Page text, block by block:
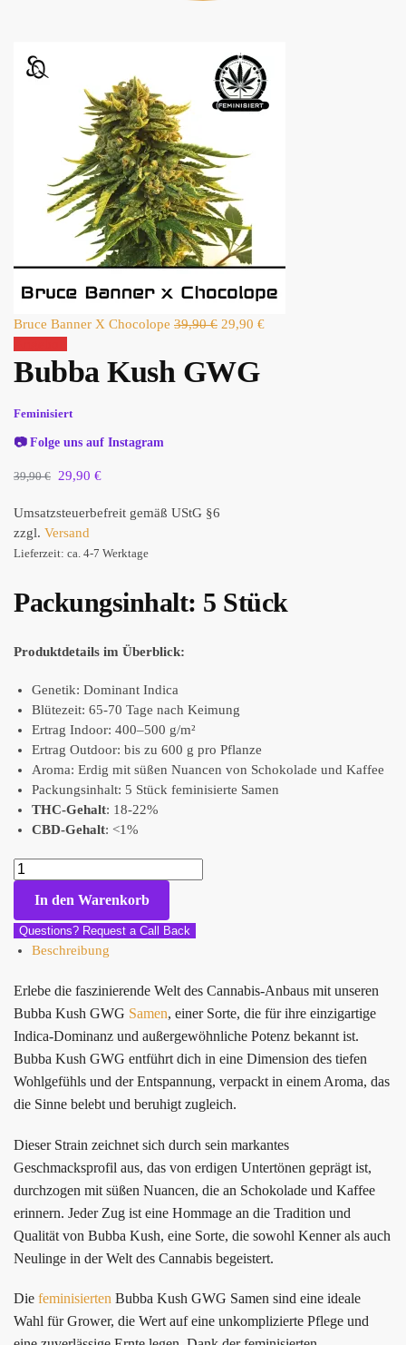
Bruce Banner X Chocolope 39,90€ 29,90 €
Bubba Kush GWG
Feminisiert
📷Folge uns auf Instagram
39,90€ 29,90 €
Umsatzsteuerbefreit gemäß UStG §6
zzgl. Versand
Lieferzeit: ca. 4-7 Werktage
Packungsinhalt: 5 Stück
Produktdetails im Überblick:
Genetik: Dominant Indica
Blütezeit: 65-70 Tage nach Keimung
Ertrag Indoor: 400–500 g/m²
Ertrag Outdoor: bis zu 600 g pro Pflanze
Aroma: Erdig mit süßen Nuancen von Schokolade und Kaffee
Packungsinhalt: 5 Stück feminisierte Samen
THC-Gehalt: 18-22%
CBD-Gehalt: <1%
In den Warenkorb
Questions? Request a Call Back
Beschreibung
Erlebe die faszinierende Welt des Cannabis-Anbaus mit unseren
Bubba Kush GWG Samen, einer Sorte, die für ihre einzigartige
Indica-Dominanz und außergewöhnliche Potenz bekannt ist.
Bubba Kush GWG entführt dich in eine Dimension des tiefen
Wohlgefühls und der Entspannung, verpackt in einem Aroma, das
die Sinne belebt und beruhigt zugleich.
Dieser Strain zeichnet sich durch sein markantes
Geschmacksprofil aus, das von erdigen Untertönen geprägt ist,
durchzogen mit süßen Nuancen, die an Schokolade und Kaffee
erinnern. Jeder Zug ist eine Hommage an die Tradition und
Qualität von Bubba Kush, eine Sorte, die sowohl Kenner als auch
Neulinge in der Welt des Cannabis begeistert.
Die feminisierten Bubba Kush GWG Samen sind eine ideale
Wahl für Grower, die Wert auf eine unkomplizierte Pflege und